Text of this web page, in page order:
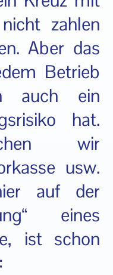
zahlen
Aber das
Betrieb
auch ein
hat.
wir
usw.
auf der
eines
ist schon